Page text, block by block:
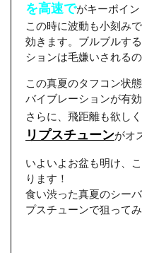
を高速でがキーポイン
この時に波動も小刻み
効きます。ブルブルす
ションは毛嫌いされる
この真夏のタフコン状
バイブレーションが有効
さらに、飛距離も欲し
リプスチューンがオ
いよいよお盆も明け、
ります！
食い渋った真夏のシー
プスチューンで狙ってみ